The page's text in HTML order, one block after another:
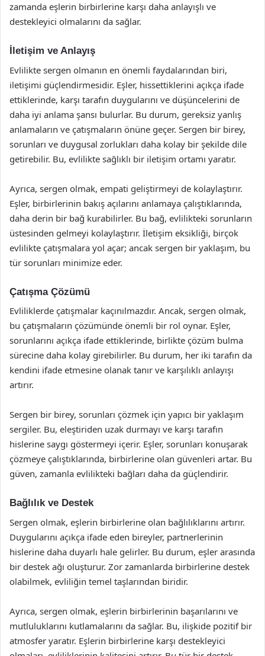
zamanda eşlerin birbirlerine karşı daha anlayışlı ve
destekleyici olmalarını da sağlar.
İletişim ve Anlayış
Evlilikte sergen olmanın en önemli faydalarından biri,
iletişimi güçlendirmesidir. Eşler, hissettiklerini açıkça ifade
ettiklerinde, karşı tarafın duygularını ve düşüncelerini de
daha iyi anlama şansı bulurlar. Bu durum, gereksiz yanlış
anlamaların ve çatışmaların önüne geçer. Sergen bir birey,
sorunları ve duygusal zorlukları daha kolay bir şekilde dile
getirebilir. Bu, evlilikte sağlıklı bir iletişim ortamı yaratır.
Ayrıca, sergen olmak, empati geliştirmeyi de kolaylaştırır.
Eşler, birbirlerinin bakış açılarını anlamaya çalıştıklarında,
daha derin bir bağ kurabilirler. Bu bağ, evlilikteki sorunların
üstesinden gelmeyi kolaylaştırır. İletişim eksikliği, birçok
evlilikte çatışmalara yol açar; ancak sergen bir yaklaşım, bu
tür sorunları minimize eder.
Çatışma Çözümü
Evliliklerde çatışmalar kaçınılmazdır. Ancak, sergen olmak,
bu çatışmaların çözümünde önemli bir rol oynar. Eşler,
sorunlarını açıkça ifade ettiklerinde, birlikte çözüm bulma
sürecine daha kolay girebilirler. Bu durum, her iki tarafın da
kendini ifade etmesine olanak tanır ve karşılıklı anlayışı
artırır.
Sergen bir birey, sorunları çözmek için yapıcı bir yaklaşım
sergiler. Bu, eleştiriden uzak durmayı ve karşı tarafın
hislerine saygı göstermeyi içerir. Eşler, sorunları konuşarak
çözmeye çalıştıklarında, birbirlerine olan güvenleri artar. Bu
güven, zamanla evlilikteki bağları daha da güçlendirir.
Bağlılık ve Destek
Sergen olmak, eşlerin birbirlerine olan bağlılıklarını artırır.
Duygularını açıkça ifade eden bireyler, partnerlerinin
hislerine daha duyarlı hale gelirler. Bu durum, eşler arasında
bir destek ağı oluşturur. Zor zamanlarda birbirlerine destek
olabilmek, evliliğin temel taşlarından biridir.
Ayrıca, sergen olmak, eşlerin birbirlerinin başarılarını ve
mutluluklarını kutlamalarını da sağlar. Bu, ilişkide pozitif bir
atmosfer yaratır. Eşlerin birbirlerine karşı destekleyici